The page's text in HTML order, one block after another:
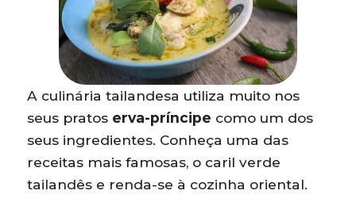
A culinária tailandesa utiliza muito nos
seus pratos erva-príncipe como um dos
seus ingredientes. Conheça uma das
receitas mais famosas, o caril verde
tailandês e renda-se à cozinha oriental.